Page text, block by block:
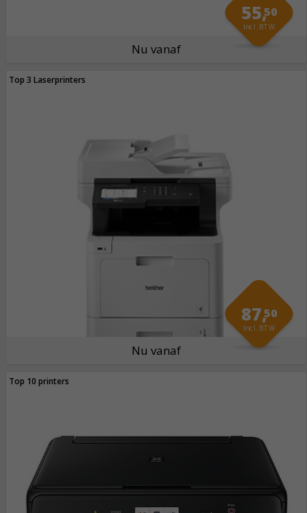
Nu vanaf
55,
50
Incl. BTW
Top 3 Laserprinters
Nu vanaf
87,
50
Incl. BTW
Top 10 printers